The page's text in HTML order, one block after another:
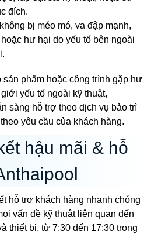
đích.
bị méo mó, va đập mạnh,
hư hại do yếu tố bên ngoài
phẩm hoặc công trình gặp hư
yếu tố ngoài kỹ thuật,
sàng hỗ trợ theo dịch vụ bảo trì
yêu cầu của khách hàng.
hậu mãi & hỗ
hỗ trợ khách hàng nhanh chóng
vấn đề kỹ thuật liên quan đến
thiết bị, từ 7:30 đến 17:30 trong